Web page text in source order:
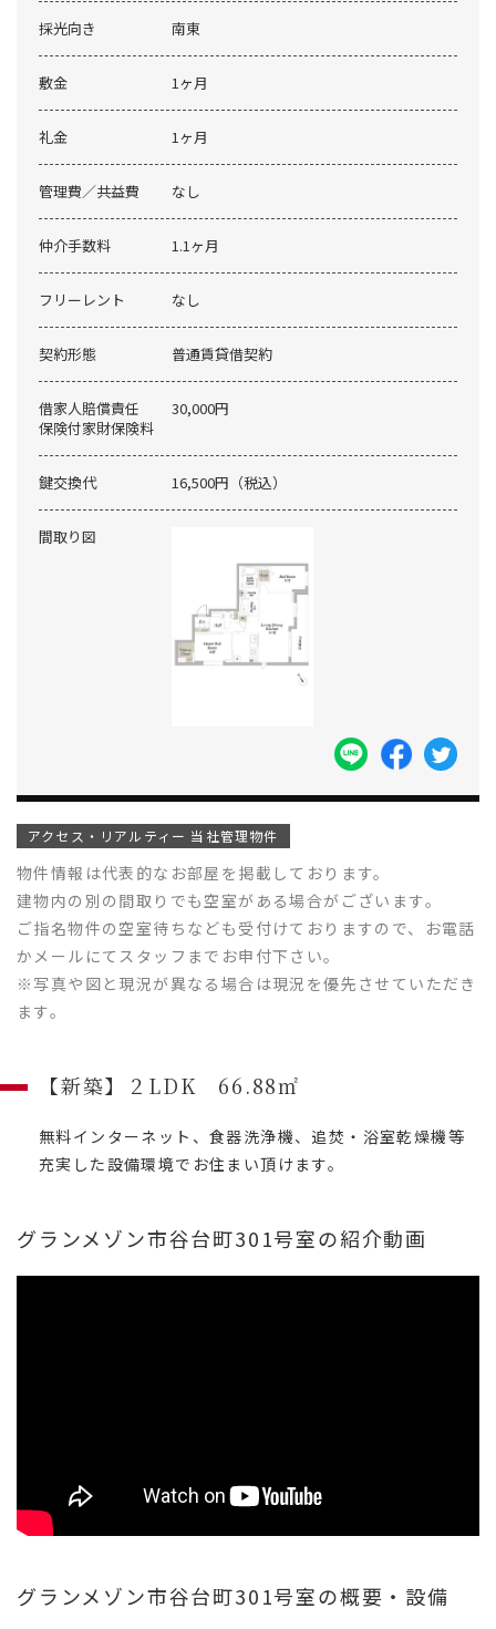
採光向き 南東
敷金 1ヶ月
礼金 1ヶ月
管理費／共益費 なし
仲介手数料 1.1ヶ月
フリーレント なし
契約形態 普通賃貸借契約
借家人賠償責任
保険付家財保険料
30,000円
鍵交換代 16,500円（税込）
間取り図
アクセス・リアルティー 当社管理物件
物件情報は代表的なお部屋を掲載しております。
建物内の別の間取りでも空室がある場合がございます。
ご指名物件の空室待ちなども受付けておりますので、お電話
かメールにてスタッフまでお申付下さい。
※写真や図と現況が異なる場合は現況を優先させていただき
ます。
【新築】２LDK 66.88㎡
無料インターネット、食器洗浄機、追焚・浴室乾燥機等
充実した設備環境でお住まい頂けます。
グランメゾン市谷台町301号室の紹介動画
グランメゾン市谷台町301号室の概要・設備